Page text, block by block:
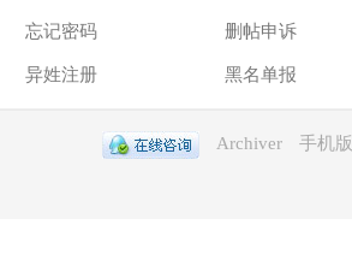
忘记密码
异姓注册
删帖申诉
黑名单报
Archiver 手机版